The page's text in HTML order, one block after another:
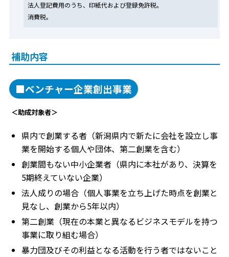
法人登記費用のうち、印紙代および登録免許税。
消費税。
補助内容
■ベンチャー企業創出事業
＜助成対象者＞
県内で創業する者（新潟県内で新たに会社を設立し事
業を開始する個人や団体、第二創業を含む）
創業間もない中小企業者（県内に本社があり、決算を
5期終えていない企業）
法人成りの場合（個人事業を立ち上げた時点を創業と
見なし、創業から5年以内）
第二創業（現在の本業と異なるビジネスモデルを持つ
事業に取り組む場合）
暴力団及びその利益となる活動を行う者ではないこと